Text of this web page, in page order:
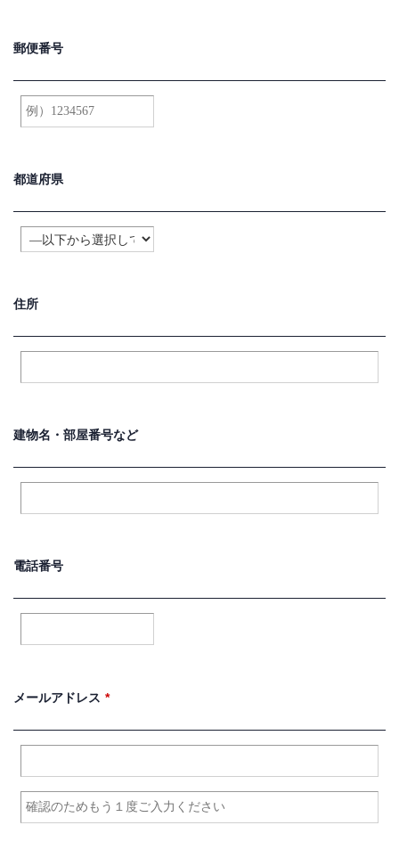
郵便番号
都道府県
住所
建物名・ 部屋番号など
電話番号
メールアドレス *